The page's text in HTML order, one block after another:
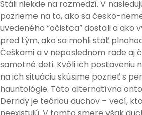
Stáli niekde na rozmedzí. V
pozrieme na to, ako sa česko-
uvedeného “očistca” dostali a ako
pred tým, ako sa mohli stať
Češkami a v neposlednom rade aj
samotné deti. Kvôli ich postaveniu
na ich situáciu skúsime pozrieť s
hauntológie. Táto alternatívna
Derridy je teóriou duchov – vecí,